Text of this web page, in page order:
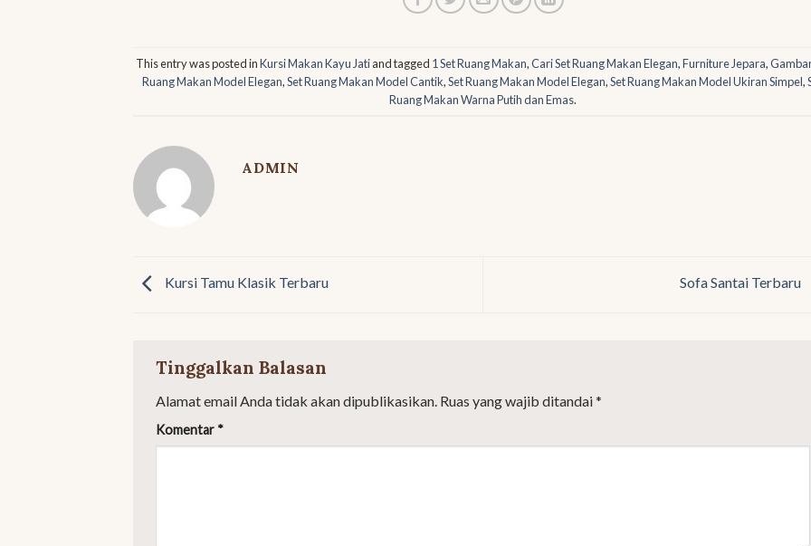
This entry was posted inKursi Makan Kayu Jatiand tagged 1 Set Ruang Makan,Cari Set Ruang Makan Elegan,Furniture Jepara,
Ruang Makan Model Elegan,Set Ruang Makan Model Cantik,Set Ruang Makan Model Elegan,Set Ruang Makan Model Ukiran Simpel,
Ruang Makan Warna Putih dan Emas.
ADMIN
Kursi Tamu Klasik Terbaru Sofa Santai Terbaru
Tinggalkan Balasan
Alamat email Anda tidak akan dipublikasikan. Ruas yang wajib ditandai*
Komentar *